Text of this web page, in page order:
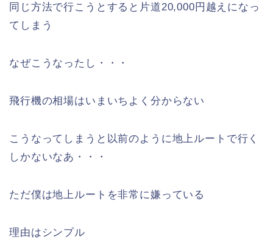
同じ方法で行こうとすると片道20,000円越えになっ
てしまう
なぜこうなったし・・・
飛行機の相場はいまいちよく分からない
こうなってしまうと以前のように地上ルートで行く
しかないなあ・・・
ただ僕は地上ルートを非常に嫌っている
理由はシンプル